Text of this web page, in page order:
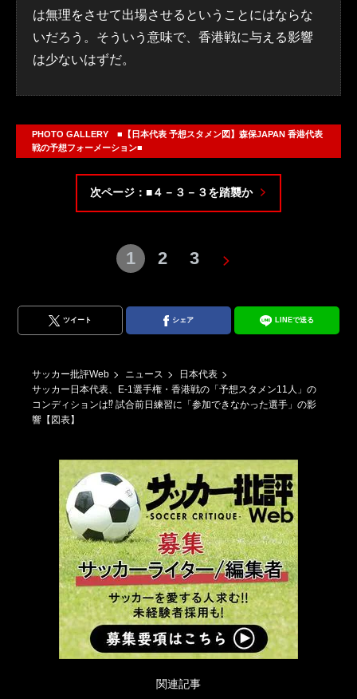
は無理をさせて出場させるということにはならな
いだろう。そういう意味で、香港戦に与える影響
は少ないはずだ。
PHOTO GALLERY ■【日本代表 予想スタメン図】森保JAPAN 香港代表
戦の予想フォーメーション■
次ページ：■４－３－３を踏襲か
1 2 3
ツイート シェア LINEで送る
サッカー批評Web ニュース
日本代表
サッカー日本代表、E-1選手権・香港戦の「予想スタメン11人」の
コンディションは⁉ 試合前日練習に「参加できなかった選手」の影
響【図表】
関連記事